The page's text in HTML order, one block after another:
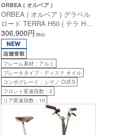
ORBEA ( オルベア )
ORBEA ( オルベア ) グラベル
ロード TERRA H50 ( テラ H50
) ダイヤモンドブラック / ダイ
ヤモンドカーボンビュー( グロ
ス ) XS (身長目安160cm前後)
306,900円 (税込)
フレーム素材：アルミ
ブレーキタイプ：ディスク オイル
コンポグレード：シマノ CUES
フロント変速段数：2
リア変速段数：10